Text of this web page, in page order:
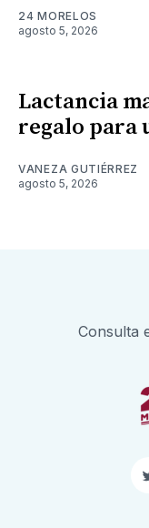
24 MORELOS
agosto 5, 2026
Lactancia
regalo para
VANEZA GUTIÉRREZ
agosto 5, 2026
Consulta